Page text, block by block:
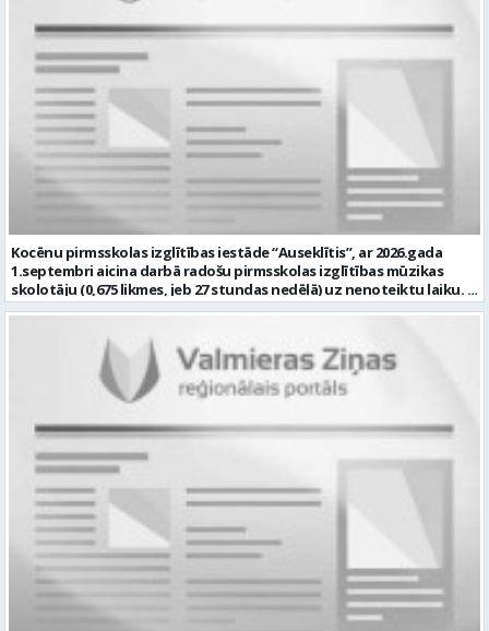
Rīgas iela 10, Valmiera, Valmieras nov. Darbības joma: Elektronika /
Enerģētika / Elektroenerģija Pieteikto vietu skaits: 1 Aktuāla līdz:
nepieciešams papildu atbalsts Konsultēt bērnu vecākus par bērna
attīstības veicināšanu un nepieciešamajiem atbalsta pasākumiem
Sadarboties ar izglītības iestādes atbalsta komandu, pedagogiem
un citiem speciālistiem. Veikt pedagoģisko dokumentāciju atbilstoši
normatīvo aktu prasībām Piedalīties izglītības iestādes attīstības
pilnveidē un ja Tev ir: Augstākā pedagoģiskā izglītība speciālajā
pedagoģijā vai atbilstoša profesionālā kvalifikācija saskaņā ar
normatīvajiem aktiem Zināšanas par bērnu attīstību, iekļaujošās
izglītības principiem un speciālā pedagoga darba metodēm
pirmsskolā Prasme plānot, organizēt un izvērtēt individuālo
atbalstu bērniem Labas sadarbības un komunikācijas prasmes
darbā ar bērniem, vecākiem un kolēģiem Atbildības sajūta, empātija,
zināšanas atbilstoši normatīvo aktu prasībām Prasme strādāt ar
informācijas un komunikācijas tehnoloģijām ikdienas darba
pienākumu veikšanai. mēs piedāvājam: Darbu uz nenoteiktu laiku 30
stundas nedēļā (1 likme) Atalgojumu EUR 1351 pirms nodokļu
nomaksas (t.sk. piemaksa par darbu īpašos apstākļos) Sociālās
polisi Profesionālās kompetences pilnveides iespējas Dinamisku,
radošu un atbalstošu darba vidi Pretendentiem profesionālās
darbības aprakstu (CV) un izglītības dokumenta kopiju lūdzam
iesniegt līdz 2026. gada 17.augustam e-pastā vgv@valmiera.edu.lv.
vietas adrese: LATVIJA, Jumaras iela 9, Valmiera, Valmieras nov.
Darbības joma: Izglītība / Zinātne Pieteikto vietu skaits: 1 Aktuāla
līdz: 2026-08-17 Kontaktpersona: vgv@valmiera.edu.lv 29182105
Kocēnu pirmsskolas izglītības iestāde “Auseklītis”, ar 2026.gada
1.septembri aicina darbā radošu pirmsskolas izglītības mūzikas
skolotāju (0,675 likmes, jeb 27 stundas nedēļā) uz nenoteiktu laiku.
Darba vieta: Kalna iela 2, Kocēni, Kocēnu pagasts, Valmieras novads
vecumam atbilstošu mācību procesu; veikt izglītojamo attīstības
dinamikas izpēti; sadarbībā ar Iestādes skolotājiem, organizēt
svētkus, tematiskus pasākumus, jautrus brīžus un citas aktivitātes;
plānot savu darbību, sagatavot amata veikšanai nepieciešamo
dokumentāciju, tostarp e-vidē; iesaistīties Iestādes attīstības
plānošanā un īstenošanā atbilstoši kompetencei; un Jums ir:
izglītība atbilstoši Ministru kabineta noteikumiem Nr. 569
“Noteikumi par pedagogiem nepieciešamo izglītību un profesionālo
kvalifikāciju un pedagogu profesionālās kompetences pilnveides
kārtību”; pieredze darbā ar bērniem; valsts valodas prasmes
atbilstoši Valsts valodas likuma prasībām; obligāta ārsta izziņa
(veidlapa Nr.027/u) ar atļauju strādāt pedagoģisko darbu; atbilstība
Izglītības likuma un Bērnu tiesību aizsardzības likuma noteiktajām
prasībām; kompetences: prasme patstāvīgi un mērķtiecīgi
organizēt savu darbu; psiholoģiskā noturība un augsta saskarsmes